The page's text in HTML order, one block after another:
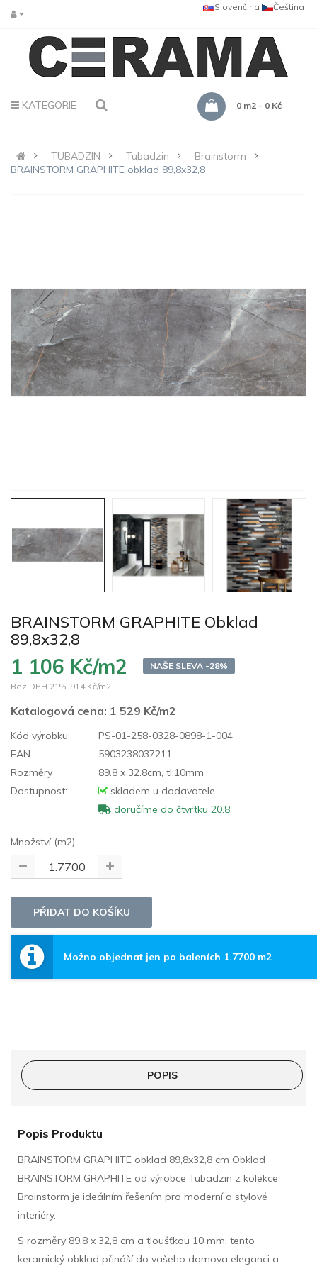
Čeština
Slovenčina
KATEGORIE 0 m2 - 0 Kč
TUBADZIN Tubadzin
Brainstorm
BRAINSTORM GRAPHITE obklad 89,8x32,8
BRAINSTORM GRAPHITE Obklad
89,8x32,8
1 106 Kč/m2
NAŠE SLEVA -28%
Bez DPH 21%: 914 Kč/m2
Katalogová cena: 1 529 Kč/m2
Kód výrobku:
PS-01-258-0328-0898-1-004
EAN
5903238037211
Rozměry
89.8 x 32.8cm, tl:10mm
Dostupnost:
skladem u dodavatele
doručíme do čtvrtku 20.8.
Množství (m2)
Možno objednat jen po baleních 1.7700 m2
POPIS
Popis Produktu
BRAINSTORM GRAPHITE obklad 89,8x32,8 cm Obklad
BRAINSTORM GRAPHITE od výrobce Tubadzin z kolekce
Brainstorm je ideálním řešením pro moderní a stylové
interiéry.
S rozměry 89,8 x 32,8 cm a tloušťkou 10 mm, tento
keramický obklad přináší do vašeho domova eleganci a